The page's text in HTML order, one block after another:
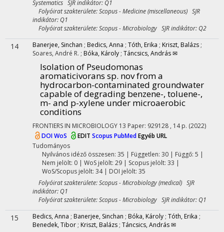
Systematics SJR indikátor: Q1
Folyóirat szakterülete: Scopus - Medicine (miscellaneous) SJR
indikátor: Q1
Folyóirat szakterülete: Scopus - Microbiology SJR indikátor: Q2
14 Banerjee, Sinchan ; Bedics, Anna ; Tóth, Erika ; Kriszt, Balázs ;
Soares, André R. ; Bóka, Károly ; Táncsics, András ✉
Isolation of Pseudomonas
aromaticivorans sp. nov from a
hydrocarbon-contaminated groundwater
capable of degrading benzene-, toluene-,
m- and p-xylene under microaerobic
conditions
FRONTIERS IN MICROBIOLOGY 13 Paper: 929128 , 14 p. (2022)
DOIWoS EDIT Scopus PubMedEgyéb URL
Tudományos
Nyilvános idéző összesen: 35 | Független: 30 | Függő: 5 |
Nem jelölt: 0 | WoS jelölt: 29 | Scopus jelölt: 33 |
WoS/Scopus jelölt: 34 | DOI jelölt: 35
Folyóirat szakterülete: Scopus - Microbiology (medical) SJR
indikátor: Q1
Folyóirat szakterülete: Scopus - Microbiology SJR indikátor: Q1
15 Bedics, Anna ; Banerjee, Sinchan ; Bóka, Károly ; Tóth, Erika ;
Benedek, Tibor ; Kriszt, Balázs ; Táncsics, András ✉